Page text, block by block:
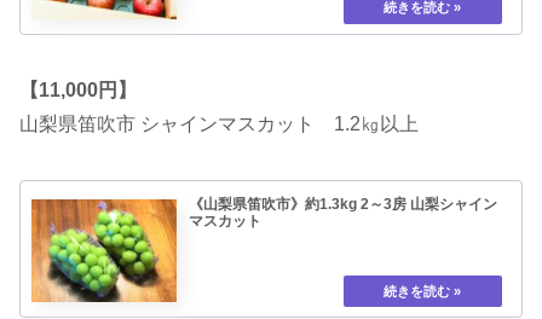
【11,000円】
山梨県笛吹市 シャインマスカット 1.2㎏以上
《山梨県笛吹市》約1.3kg 2～3房 山梨シャイン
マスカット